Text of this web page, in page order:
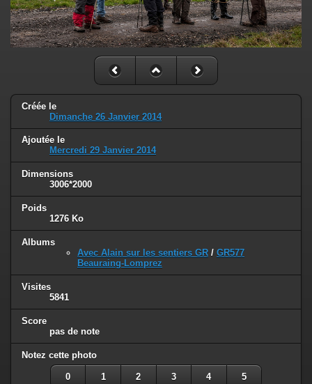
Créée le
Dimanche 26 Janvier 2014
Ajoutée le
Mercredi 29 Janvier 2014
Dimensions
3006*2000
Poids
1276 Ko
Albums
Avec Alain sur les sentiers GR / GR577
Beauraing-Lomprez
Visites
5841
Score
pas de note
Notez cette photo
0 1 2 3 4 5